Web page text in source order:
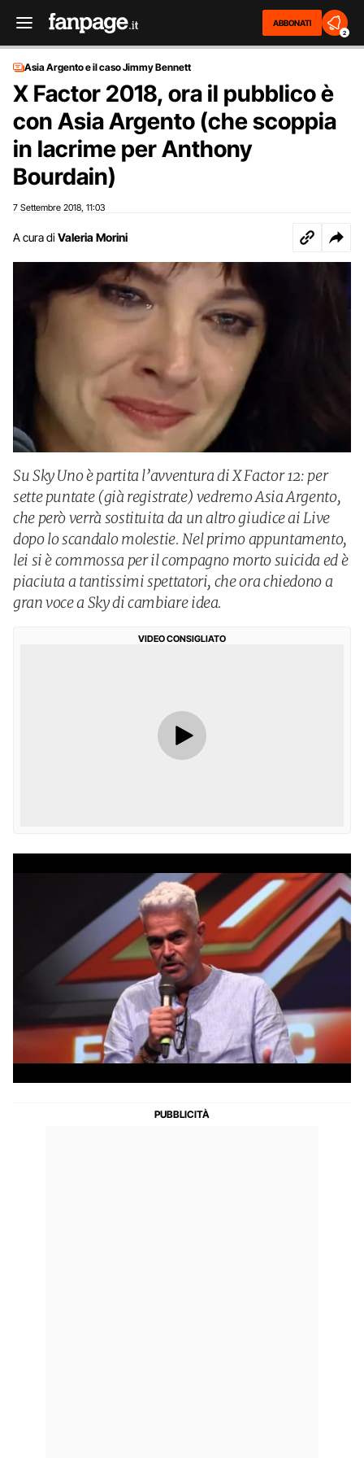
ABBONATI
2
Asia Argento e il caso Jimmy Bennett
X Factor 2018, ora il pubblico è
con Asia Argento (che scoppia
in lacrime per Anthony
Bourdain)
7 Settembre 2018 11:03
A cura di Valeria Morini
Su Sky Uno è partita l’avventura di X Factor 12: per
sette puntate (già registrate) vedremo Asia Argento,
che però verrà sostituita da un altro giudice ai Live
dopo lo scandalo molestie. Nel primo appuntamento,
lei si è commossa per il compagno morto suicida ed è
piaciuta a tantissimi spettatori, che ora chiedono a
gran voce a Sky di cambiare idea.
VIDEO CONSIGLIATO